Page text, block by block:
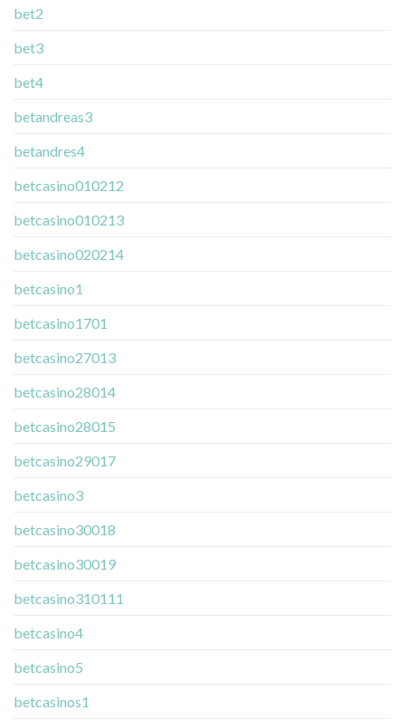
bet2
bet3
bet4
betandreas3
betandres4
betcasino010212
betcasino010213
betcasino020214
betcasino1
betcasino1701
betcasino27013
betcasino28014
betcasino28015
betcasino29017
betcasino3
betcasino30018
betcasino30019
betcasino310111
betcasino4
betcasino5
betcasinos1